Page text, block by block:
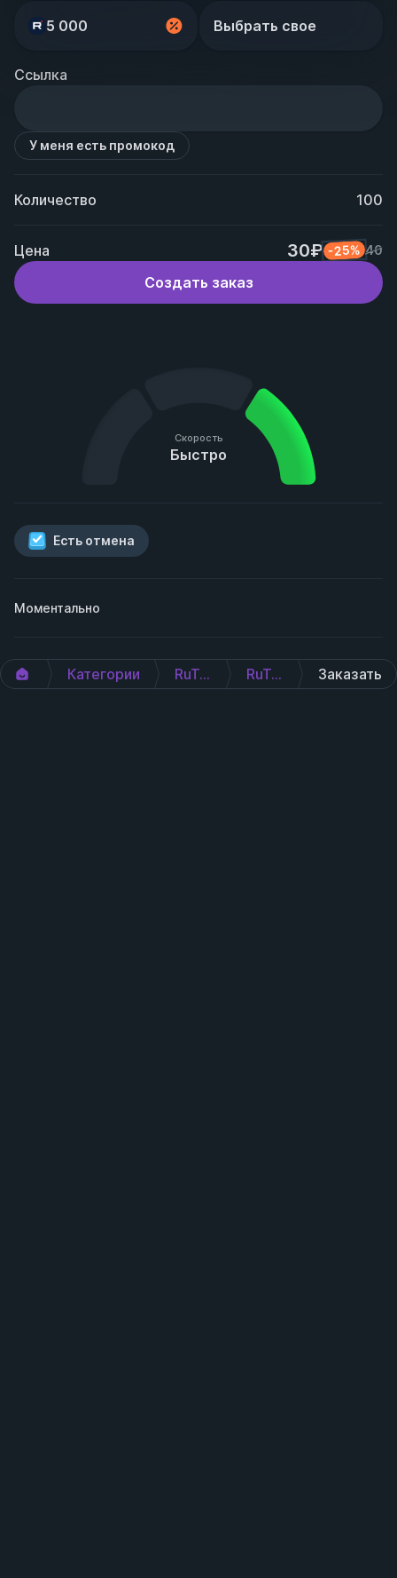
5 000 Выбрать свое
Ссылка
У меня есть промокод
Количество 100
Цена 30₽ -25% 40
Создать заказ
Скорость
Быстро
Есть отмена
Моментально
Категории RuTube RuTube Заказать